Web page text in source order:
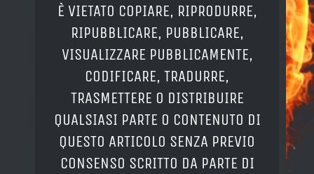
È VIETATO COPIARE, RIPRODURRE,
RIPUBBLICARE, PUBBLICARE,
VISUALIZZARE PUBBLICAMENTE,
CODIFICARE, TRADURRE,
TRASMETTERE O DISTRIBUIRE
QUALSIASI PARTE O CONTENUTO DI
QUESTO ARTICOLO SENZA PREVIO
CONSENSO SCRITTO DA PARTE DI